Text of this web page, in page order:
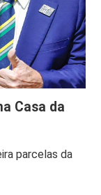
Casa da
parcelas da